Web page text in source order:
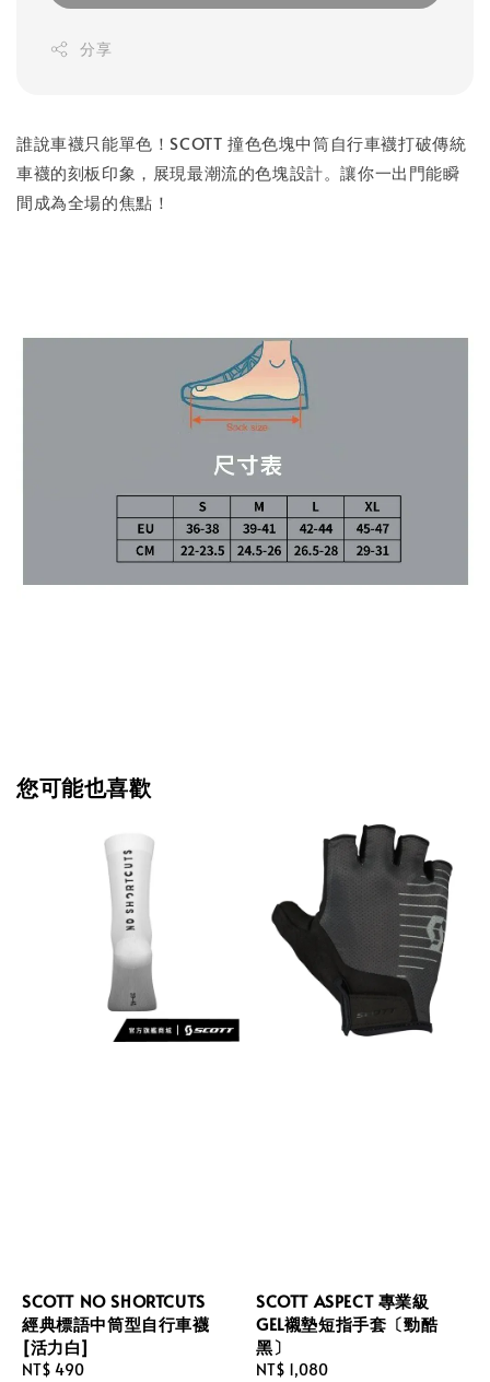
分享
誰說車襪只能單色！SCOTT 撞色色塊中筒自行車襪打破傳統
車襪的刻板印象，展現最潮流的色塊設計。讓你一出門能瞬
間成為全場的焦點！
您可能也喜歡
SCOTT NO SHORTCUTS
經典標語中筒型自行車襪
[活力白]
Regular
NT$ 490
SCOTT ASPECT 專業級
GEL襯墊短指手套〔勁酷
黑〕
Regular
NT$ 1,080